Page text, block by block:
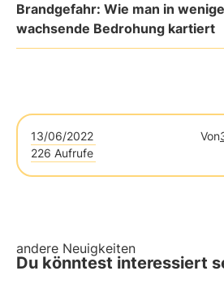
Brandgefahr: Wie man in
wachsende Bedrohung kartiert
13/06/2022 Von
226 Aufrufe
andere Neuigkeiten
Du könntest interessiert